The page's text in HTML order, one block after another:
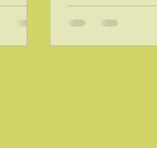
puis
des
chance d’habiter
pouvoir
voisine productrice